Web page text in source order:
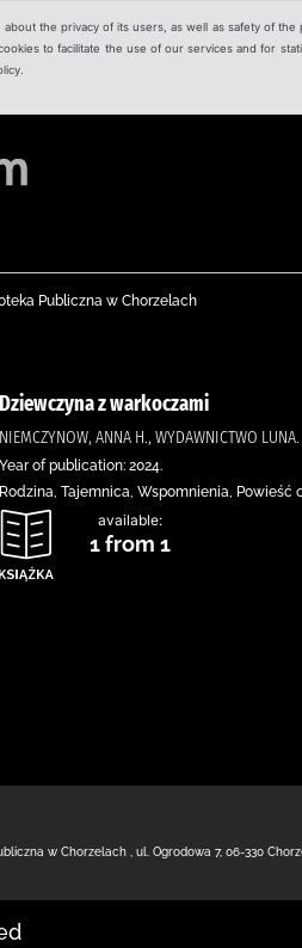
about the privacy of its users, as well as safety of
to facilitate the use of our services and for
Publiczna w Chorzelach
Dziewczyna z warkoczami
NIEMCZYNOW, ANNA H., WYDAWNICTWO LUNA.
Year of publication: 2024.
Rodzina, Tajemnica, Wspomnienia, Powieść
available:
1 from 1
w Chorzelach ul. Ogrodowa 7, 06-330